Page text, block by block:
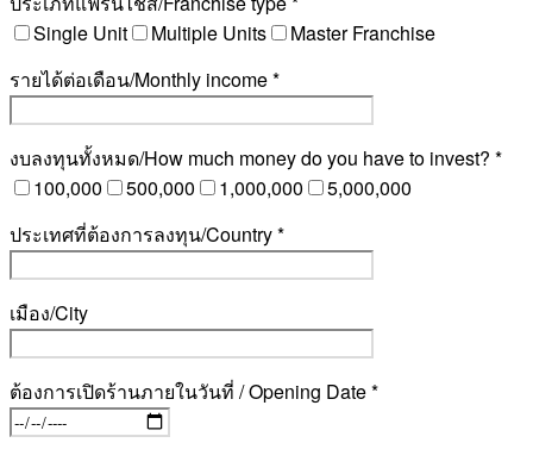
Single Unit
Multiple Units
Master Franchise
รายได้ต่อเดือน/Monthly income *
งบลงทุนทั้งหมด/How much money do you have to invest? *
100,000
500,000 1,000,000
5,000,000
ประเทศที่ต้องการลงทุน/Country *
เมือง/City
ต้องการเปิดร้านภายในวันที่ / Opening Date *